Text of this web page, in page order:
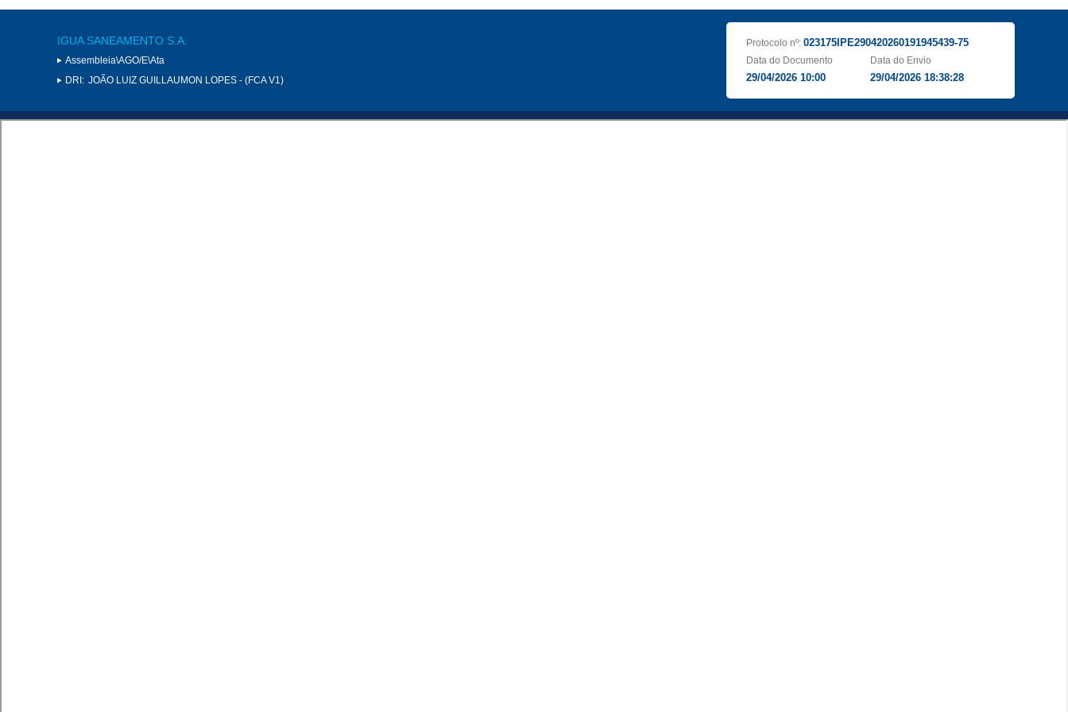
IGUA SANEAMENTO S.A.
Assembleia\AGO/E\Ata
DRI: JOÃO LUIZ GUILLAUMON LOPES - (FCA V1)
Protocolo nº: 023175IPE290420260191945439-75
Data do Documento
29/04/2026 10:00
Data do Envio
29/04/2026 18:38:28